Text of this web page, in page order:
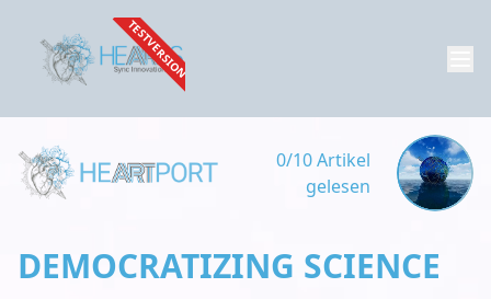
TESTVERSION
0/10 Artikel
gelesen
DEMOCRATIZING SCIENCE